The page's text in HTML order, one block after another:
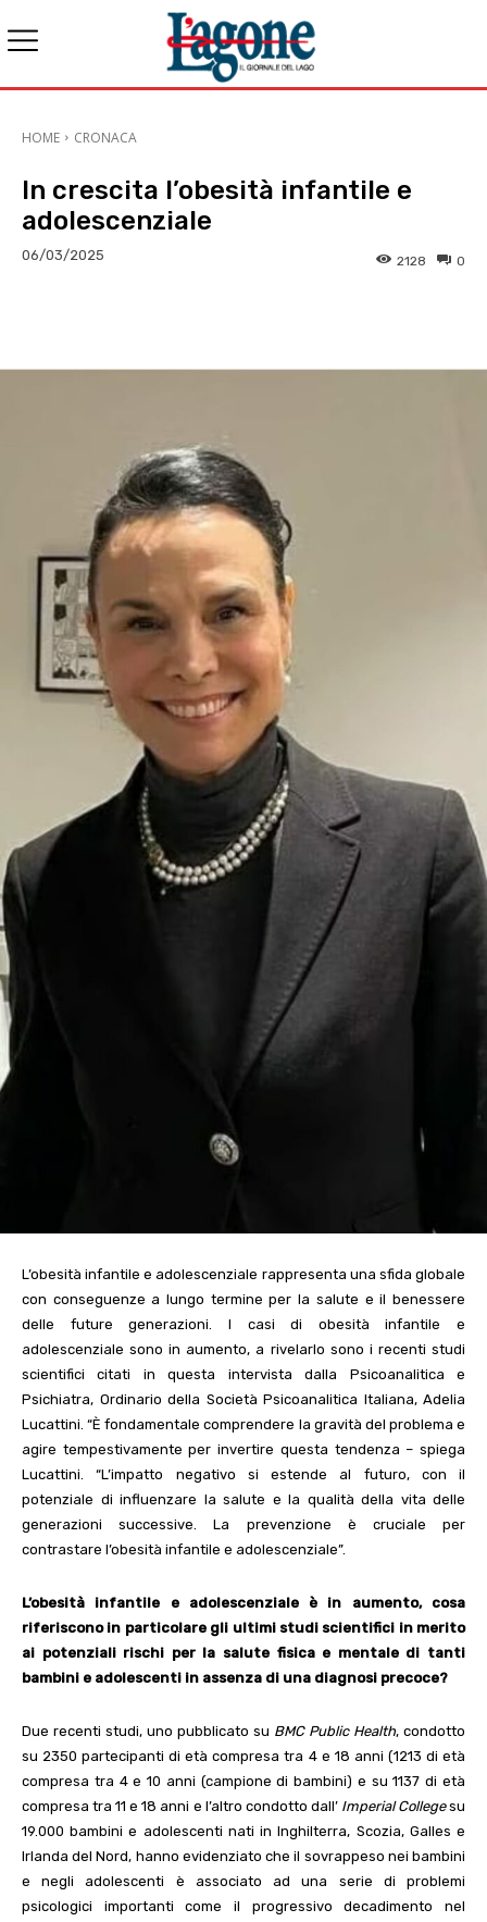
HOME CRONACA
In crescita l’obesità infantile e
adolescenziale
06/03/2025 0
2128
L’obesità infantile e adolescenziale rappresenta una sfida globale
con conseguenze a lungo termine per la salute e il benessere
delle future generazioni. I casi di obesità infantile e
adolescenziale sono in aumento, a rivelarlo sono i recenti studi
scientifici citati in questa intervista dalla Psicoanalitica e
Psichiatra, Ordinario della Società Psicoanalitica Italiana, Adelia
Lucattini.“È fondamentale comprendere la gravità del problema e
agire tempestivamente per invertire questa tendenza – spiega
Lucattini.“L’impatto negativo si estende al futuro, con il
potenziale di influenzare la salute e la qualità della vita delle
generazioni successive.
La prevenzione è cruciale per
contrastare l’obesità infantile e adolescenziale”.
L’obesità infantile e adolescenziale è in aumento, cosa
riferiscono in particolare gli ultimi studi scientifici in merito
ai potenziali rischi per la salute fisica e mentale di tanti
bambini e adolescenti in assenza di una diagnosi precoce?
Due recenti studi, uno pubblicato su BMC Public Health, condotto
su 2350 partecipanti di età compresa tra 4 e 18 anni (1213 di età
compresa tra 4 e 10 anni (campione di bambini) e su 1137 di età
compresa tra 11 e 18 anni e l’altro condotto dall’ Imperial Collegesu
19.000 bambini e adolescenti nati in Inghilterra, Scozia, Galles e
Irlanda del Nord, hanno evidenziato che il sovrappeso nei bambini
e negli adolescenti è associato ad una serie di problemi
psicologici importanti come il progressivo decadimento nel